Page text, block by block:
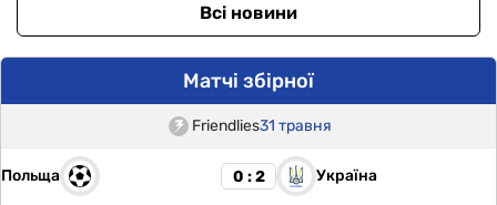
Всі новини
Матчі збірної
Friendlies31 травня
Польща 0 : 2 Україна